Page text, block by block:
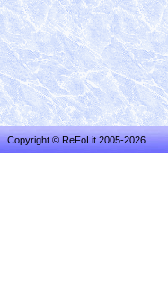
Copyright © ReFoLit 2005-2026